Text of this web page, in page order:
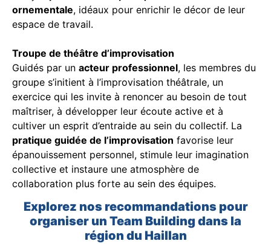
ornementale, idéaux pour enrichir le décor de leur
espace de travail.
Troupe de théâtre d’improvisation
Guidés par un acteur professionnel, les membres du
groupe s’initient à l’improvisation théâtrale, un
exercice qui les invite à renoncer au besoin de tout
maîtriser, à développer leur écoute active et à
cultiver un esprit d’entraide au sein du collectif. La
pratique guidée de l’improvisation favorise leur
épanouissement personnel, stimule leur imagination
collective et instaure une atmosphère de
collaboration plus forte au sein des équipes.
Explorez nos recommandations pour
organiser un Team Building dans la
région du Haillan